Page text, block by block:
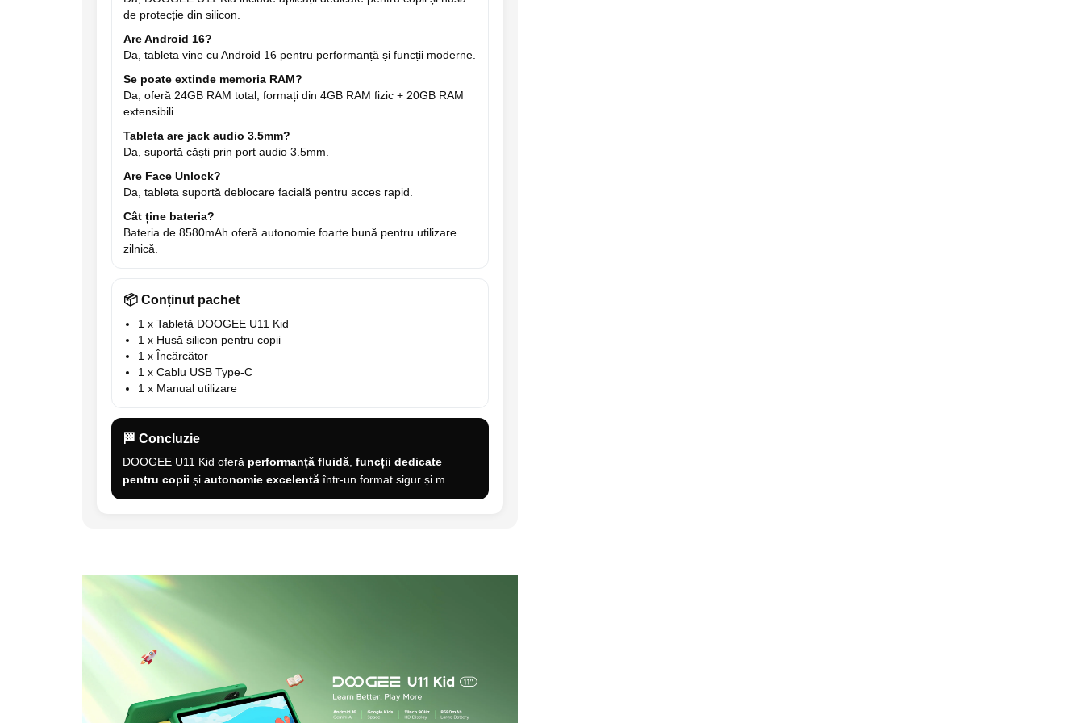
de protecție din silicon.
Are Android 16?
Da, tableta vine cu Android 16 pentru performanță și funcții moderne.
Se poate extinde memoria RAM?
Da, oferă 24GB RAM total, formați din 4GB RAM fizic + 20GB RAM
extensibili.
Tableta are jack audio 3.5mm?
Da, suportă căști prin port audio 3.5mm.
Are Face Unlock?
Da, tableta suportă deblocare facială pentru acces rapid.
Cât ține bateria?
Bateria de 8580mAh oferă autonomie foarte bună pentru utilizare
zilnică.
📦 Conținut pachet
1 x Tabletă DOOGEE U11 Kid
1 x Husă silicon pentru copii
1 x Încărcător
1 x Cablu USB Type-C
1 x Manual utilizare
🏁 Concluzie
DOOGEE U11 Kid oferă performanță fluidă funcții dedicate
pentru copii și autonomie excelentă într-un format sigur și m